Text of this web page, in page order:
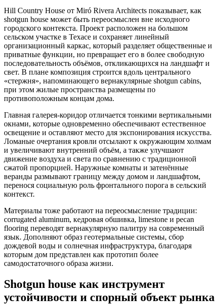
Hill Country House от Miró Rivera Architects показывает, как
shotgun house может быть переосмыслен вне исходного
городского контекста. Проект расположен на большом
сельском участке в Техасе и сохраняет линейный
организационный каркас, который разделяет общественные и
приватные функции, но превращает его в более свободную
последовательность объёмов, откликающихся на ландшафт и
свет. В плане композиция строится вдоль центрального
«стержня», напоминающего вернакулярные shotgun cabins,
при этом жилые пространства размещены по
противоположным концам дома.
Главная галерея-коридор отличается тонкими вертикальными
окнами, которые одновременно обеспечивают естественное
освещение и оставляют место для экспонирования искусства.
Ломаные очертания кровли отсылают к окружающим холмам
и увеличивают внутренний объём, а также улучшают
движение воздуха и света по сравнению с традиционной
сжатой пропорцией. Наружные комнаты и затенённые
веранды размывают границу между домом и ландшафтом,
перенося социальную роль фронтального порога в сельский
контекст.
Материалы тоже работают на переосмысление традиции:
corrugated aluminum, кедровая обшивка, limestone и pecan
flooring переводят вернакулярную палитру на современный
язык. Дополняют образ геотермальные системы, сбор
дождевой воды и солнечная инфраструктура, благодаря
которым дом представлен как прототип более
самодостаточного образа жизни.
Shotgun house как инструмент
устойчивости и спорный объект рынка